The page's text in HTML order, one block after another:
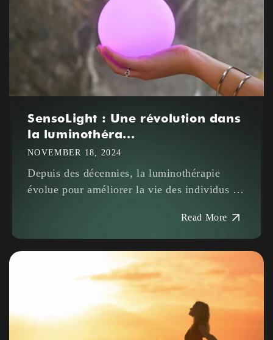
SensoLight : Une révolution dans
la luminothéra...
NOVEMBER 18, 2024
Depuis des décennies, la luminothérapie
évolue pour améliorer la vie des individus à
de 30 ans de recherche scientifique et
technologique, cette révolution est...
Read More